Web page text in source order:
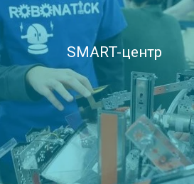
SMART-центр